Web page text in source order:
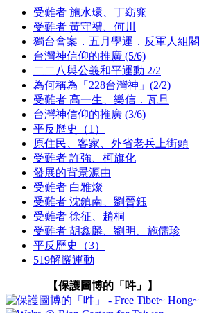
受難者 施水環、丁窈窕
受難者 黃守禮、何川
獨台會案．五月學運．反軍人組閣
台灣神信仰的推廣 (5/6)
二二八與公義和平運動 2/2
為何稱為「228台灣神」(2/2)
受難者 高一生、樂信．瓦旦
台灣神信仰的推廣 (3/6)
平反歷史（1）
原住民、客家、外省老兵上街頭
受難者 許強、柯旗化
發展的背景源由
受難者 白雅燦
受難者 沈鎮南、劉晉鈺
受難者 徐征、趙桐
受難者 胡鑫麟、劉明、施儒珍
平反歷史（3）
519解嚴運動
【保護圖博的「吽」】